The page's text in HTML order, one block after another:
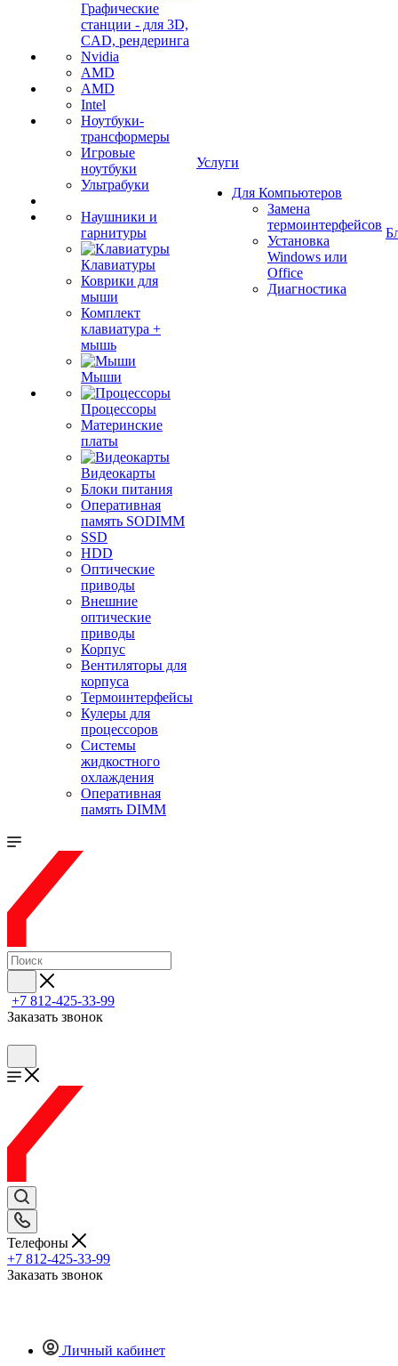
Графические
станции - для 3D,
CAD, рендеринга
Nvidia
AMD
AMD
Intel
Ноутбуки-
трансформеры
Игровые
ноутбуки
Ультрабуки
Наушники и
гарнитуры
Клавиатуры
Коврики для
мыши
Комплект
клавиатура +
мышь
Мыши
Процессоры
Материнские
платы
Видеокарты
Блоки питания
Оперативная
память SODIMM
SSD
HDD
Оптические
приводы
Внешние
оптические
приводы
Корпус
Вентиляторы для
корпуса
Термоинтерфейсы
Кулеры для
процессоров
Системы
жидкостного
охлаждения
Оперативная
память DIMM
Услуги
Для Компьютеров
Замена
термоинтерфейсов
Установка
Windows или
Office
Диагностика
+7 812-425-33-99
Заказать звонок
Телефоны
+7 812-425-33-99
Заказать звонок
Личный кабинет